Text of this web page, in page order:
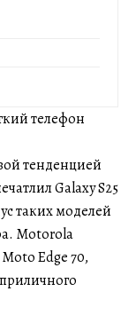
телефон
тенденцией
Galaxy S25
таких моделей
Motorola
Edge 70,